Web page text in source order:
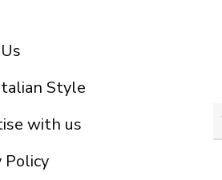
Style
with us
Policy